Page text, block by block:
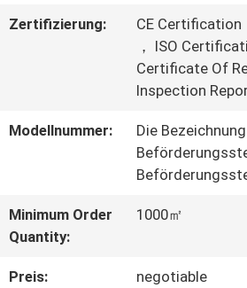
KONTAKT
MIT
Zertifizierung:
CE
， ISO
Certificate Of
Inspection
Modellnummer:
Die
Minimum Order
Quantity:
1000㎡
Preis: negotiable